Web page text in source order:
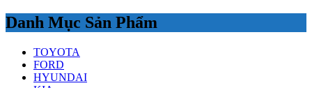
Danh Mục Sản Phẩm
TOYOTA
FORD
HYUNDAI